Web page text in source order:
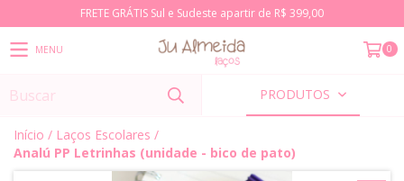
FRETE GRÁTIS Sul e Sudeste apartir de R$ 399,00
MENU 0
PRODUTOS
Início / Laços Escolares /
Analú PP Letrinhas (unidade - bico de pato)